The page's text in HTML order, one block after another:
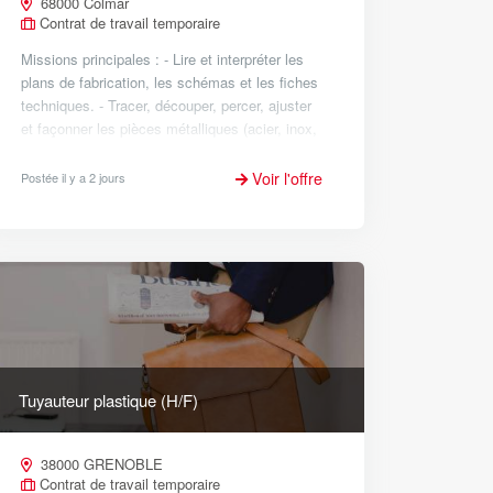
Contrat de travail temporaire
Missions principales : - Lire et interpréter les
plans de fabrication, les schémas et les fiches
techniques. - Tracer, découper, percer, ajuster
et façonner les pièces métalliques (acier, inox,
Postée il y a 2 jours Voir l'offre
Tuyauteur plastique (H/F)
38000 GRENOBLE
Contrat de travail temporaire